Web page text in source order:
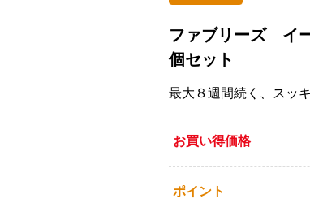
ファブリーズ イ
個セット
最大８週間続く、スッ
お買い得価格
ポイント